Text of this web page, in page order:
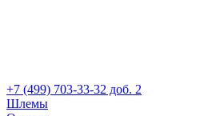
+7 (499) 703-33-32 доб. 2
Шлемы